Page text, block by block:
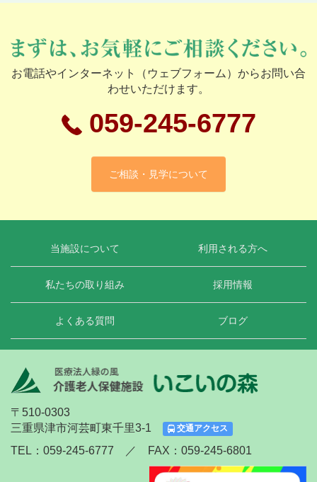
お電話やインターネット（ウェブフォーム）からお問い合
わせいただけます。
059-245-6777
ご相談・見学について
当施設について 利用される方へ
私たちの取り組み 採用情報
よくある質問 ブログ
〒510-0303
三重県津市河芸町東千里3-1
交通アクセス
TEL：059-245-6777 ／ FAX：059-245-6801